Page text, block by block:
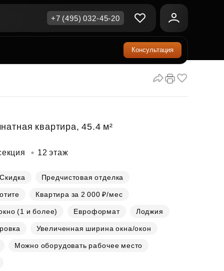
недвижимость
в окружении природы
для роста
и ответы
на популярные вопросы
и скидки
капитал
+7 (495) 032-45-20
Консультация
квартира, 45.4 м²
12 этаж
Скидка Предчистовая отделка
Квартира за 2 000 ₽/мес
(1 и более) Евроформат Лоджия
Увеличенная ширина окна/окон
Можно оборудовать рабочее место